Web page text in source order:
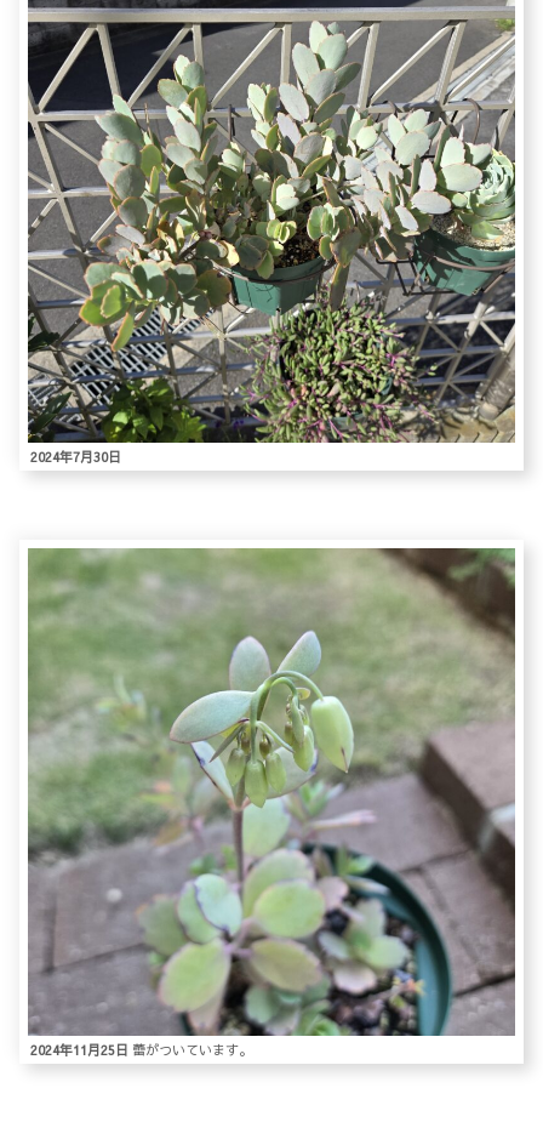
2024年7月30日
2024年11月25日 蕾がついています。